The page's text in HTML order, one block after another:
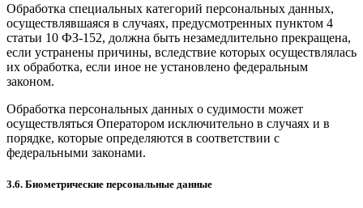
Обработка специальных категорий персональных данных,
осуществлявшаяся в случаях, предусмотренных пунктом 4
статьи 10 ФЗ-152, должна быть незамедлительно прекращена,
если устранены причины, вследствие которых осуществлялась
их обработка, если иное не установлено федеральным
законом.
Обработка персональных данных о судимости может
осуществляться Оператором исключительно в случаях и в
порядке, которые определяются в соответствии с
федеральными законами.
3.6. Биометрические персональные данные